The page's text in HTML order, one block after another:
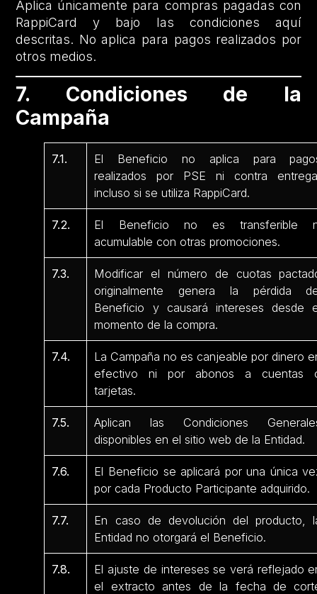
Aplica únicamente para compras pagadas con
RappiCard y bajo las condiciones aquí
descritas. No aplica para pagos realizados por
otros medios.
7. Condiciones de la
Campaña
7.1.
El Beneficio no aplica para
realizados por PSE ni contra
incluso si se utiliza RappiCard.
7.2.
El Beneficio no es transferible
acumulable con otras promociones.
7.3.
Modificar el número de cuotas
originalmente genera la pérdida
Beneficio y causará intereses desde
momento de la compra.
7.4.
La Campaña no es canjeable por dinero
efectivo ni por abonos a cuentas
tarjetas.
7.5.
Aplican las Condiciones
disponibles en el sitio web de la Entidad.
7.6.
El Beneficio se aplicará por una única
por cada Producto Participante adquirido.
7.7.
En caso de devolución del producto,
Entidad no otorgará el Beneficio.
7.8.
El ajuste de intereses se verá reflejado
el extracto antes de la fecha de